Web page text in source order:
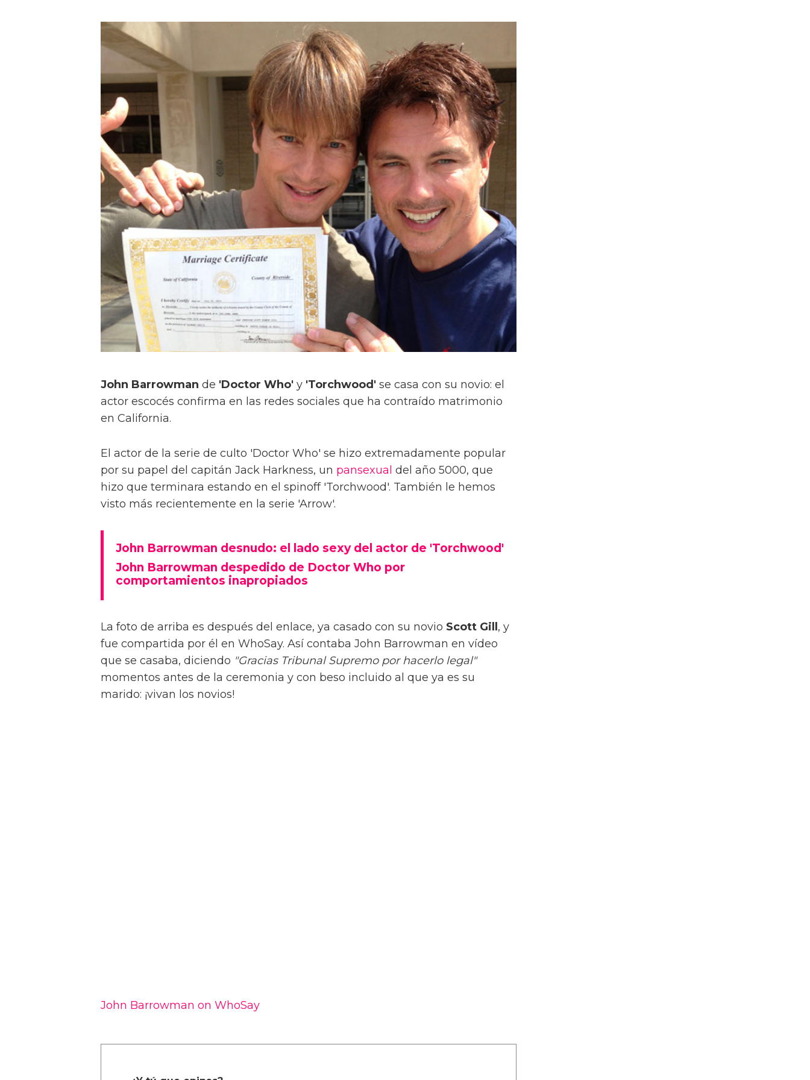
John Barrowman de 'Doctor Who' y 'Torchwood' se casa con su novio: el
actor escocés confirma en las redes sociales que ha contraído matrimonio
en California.
El actor de la serie de culto 'Doctor Who' se hizo extremadamente popular
por su papel del capitán Jack Harkness, un pansexual del año 5000, que
hizo que terminara estando en el spinoff 'Torchwood'. También le hemos
visto más recientemente en la serie 'Arrow'.
John Barrowman desnudo: el lado sexy del actor de 'Torchwood'
John Barrowman despedido de Doctor Who por
comportamientos inapropiados
La foto de arriba es después del enlace, ya casado con su novio Scott Gill, y
fue compartida por él en WhoSay. Así contaba John Barrowman en vídeo
que se casaba, diciendo "Gracias Tribunal Supremo por hacerlo legal"
momentos antes de la ceremonia y con beso incluido al que ya es su
marido: ¡vivan los novios!
John Barrowman on WhoSay